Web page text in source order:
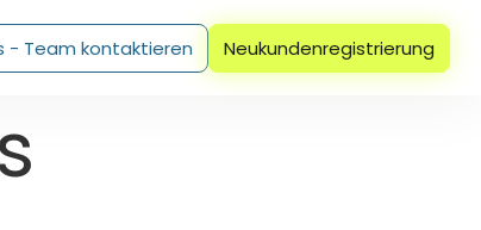
- Team kontaktieren Neukundenregistrierung